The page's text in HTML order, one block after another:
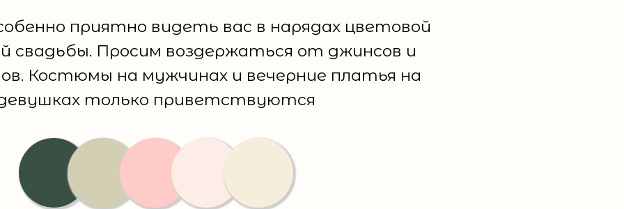
приятно видеть вас в нарядах цветовой
свадьбы. Просим воздержаться от джинсов и
Костюмы на мужчинах и вечерние платья на
только приветствуются